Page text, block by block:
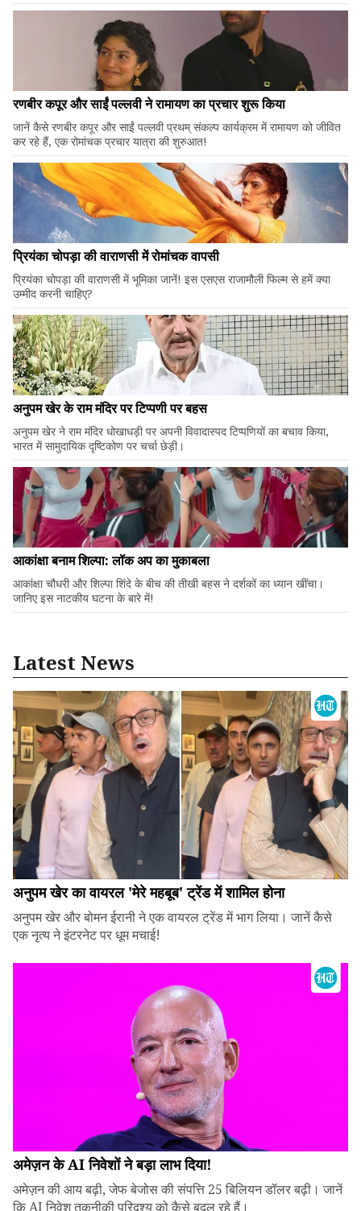
रणबीर कपूर और साईं पल्लवी ने रामायण का प्रचार शुरू किया
जानें कैसे रणबीर कपूर और साईं पल्लवी प्रथम् संकल्प कार्यक्रम में रामायण को जीवित
कर रहे हैं, एक रोमांचक प्रचार यात्रा की शुरुआत!
प्रियंका चोपड़ा की वाराणसी में रोमांचक वापसी
प्रियंका चोपड़ा की वाराणसी में भूमिका जानें! इस एसएस राजामौली फिल्म से हमें क्या
उम्मीद करनी चाहिए?
अनुपम खेर के राम मंदिर पर टिप्पणी पर बहस
अनुपम खेर ने राम मंदिर धोखाधड़ी पर अपनी विवादास्पद टिप्पणियों का बचाव किया,
भारत में सामुदायिक दृष्टिकोण पर चर्चा छेड़ी।
आकांक्षा बनाम शिल्पा: लॉक अप का मुकाबला
आकांक्षा चौधरी और शिल्पा शिंदे के बीच की तीखी बहस ने दर्शकों का ध्यान खींचा।
जानिए इस नाटकीय घटना के बारे में!
Latest News
अनुपम खेर का वायरल 'मेरे महबूब' ट्रेंड में शामिल होना
अनुपम खेर और बोमन ईरानी ने एक वायरल ट्रेंड में भाग लिया। जानें कैसे
एक नृत्य ने इंटरनेट पर धूम मचाई!
अमेज़न के AI निवेशों ने बड़ा लाभ दिया!
अमेज़न की आय बढ़ी, जेफ बेजोस की संपत्ति 25 बिलियन डॉलर बढ़ी। जानें
कि AI निवेश तकनीकी परिदृश्य को कैसे बदल रहे हैं।